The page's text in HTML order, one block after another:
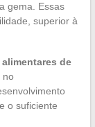
gema. Essas
superior à
de
no
o suficiente